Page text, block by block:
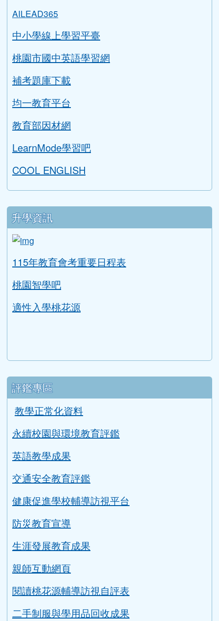
AILEAD365
中小學線上學習平臺
桃園市國中英語學習網
補考題庫下載
均一教育平台
教育部因材網
LearnMode學習吧
COOL ENGLISH
升學資訊
ink to https://tyc.entry.edu.tw/NoExamImitate_TL/
115年教育會考重要日程表
桃園智學吧
適性入學桃花源
評鑑專區
教學正常化資料
永續校園與環境教育評鑑
英語教學成果
交通安全教育評鑑
健康促進學校輔導訪視平台
防災教育宣導
生涯發展教育成果
親師互動網頁
閱讀桃花源輔導訪視自評表
二手制服與學用品回收成果